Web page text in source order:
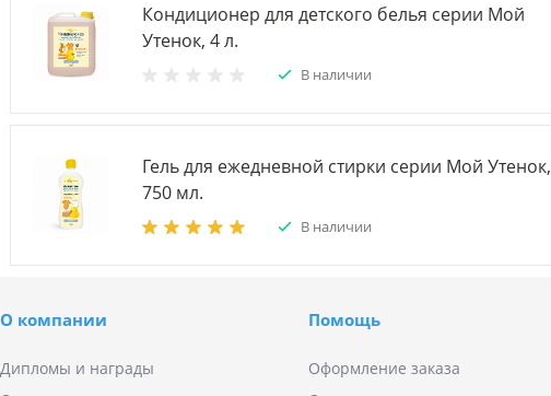
Кондиционер для детского белья серии Мой
Утенок, 4 л.
В наличии
Гель для ежедневной стирки серии Мой Утенок,
750 мл.
В наличии
О компании
Дипломы и награды
Помощь
Оформление заказа